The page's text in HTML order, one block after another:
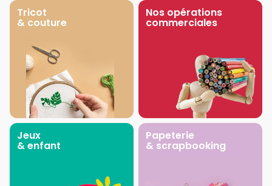
Tricot
& couture
Nos opérations
commerciales
Jeux
& enfant
Papeterie
& scrapbooking